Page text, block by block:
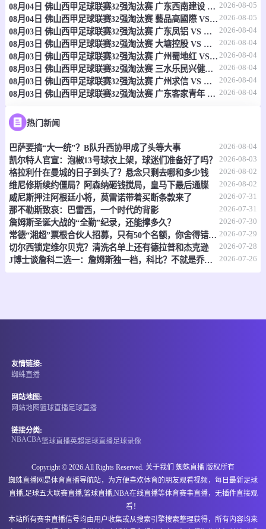
女非国杯 08-07 04:00 即将开始
佛得角女足 0 - 0 喀麦隆女足
情报
女非国杯 08-07 04:00 即将开始
马里女足
情报
哥伦乙 08-07 04:30 即将开始
恩维加多 0 - 0
情报
哥伦乙 08-07 05:00 即将开始
-
情报
08-07 06:00
08月04日 佛山西甲足球联赛32强淘汰赛 广东西南建设 VS 香港圣徒 全场录像 2026-08-05
08月04日 佛山西甲足球联赛32强淘汰赛 藝品高國際 VS 湛江狂狼·粵辉能源 全场录像 2026-08-05
08月03日 佛山西甲足球联赛32强淘汰赛 广东凤铝 VS 湛江八部科技 全场录像 2026-08-04
08月03日 佛山西甲足球联赛32强淘汰赛 大塘控股 VS 茂名市点都得 全场录像 2026-08-04
08月03日 佛山西甲足球联赛32强淘汰赛 广州蜀地红 VS 广州戴拿模 全场录像 2026-08-04
08月03日 佛山西甲足球联赛32强淘汰赛 三水乐民兴健力宝 VS 中国澳门澳科精英 全场录像 2026-08-04
08月03日 佛山西甲足球联赛32强淘汰赛 广州求信 VS 顺德新青年 全场录像 2026-08-04
08月03日 佛山西甲足球联赛32强淘汰赛 广东客家青年 VS 广州英华思力U17 全场录像 2026-08-04
热门新闻
巴萨要搞“大一统”？B队升西协甲成了头等大事 2026-08-04
凯尔特人官宣：泡椒13号球衣上架，球迷们准备好了吗？ 2026-08-03
格拉利什在曼城的日子到头了？悬念只剩去哪和多少钱 2026-08-02
维尼修斯续约僵局？阿森纳砸钱搅局，皇马下最后通牒 2026-08-02
威尼斯押注阿根廷小将，莫雷诺带着买断条款来了 2026-07-31
那不勒斯致哀：巴雷西，一个时代的背影 2026-07-31
詹姆斯圣诞大战的“全勤”纪录，还能撑多久？ 2026-07-30
常德“湘超”票根合伙人招募，只有50个名额，你舍得错过吗？ 2026-07-29
切尔西锁定维尔贝克？清洗名单上还有德拉普和杰克逊 2026-07-28
J博士谈詹科二选一：詹姆斯独一档，科比？不就是乔丹复刻版嘛 2026-07-26
友情链接:
蜘蛛直播
网站地图:
网站地图篮球直播足球直播
链接分类:
NBACBA篮球直播英超 足球直播足球录像
Copyright © 2026.All Rights Reserved. 关于我们 蜘蛛直播 版权所有
蜘蛛直播网是体育直播导航站，为方便喜欢体育的朋友观看视频，每日最新足球
直播,足球五大联赛直播,篮球直播,NBA在线直播等体育赛事直播，无插件直接观
看！
本站所有赛事直播信号均由用户收集或从搜索引擎搜索整理获得，所有内容均来